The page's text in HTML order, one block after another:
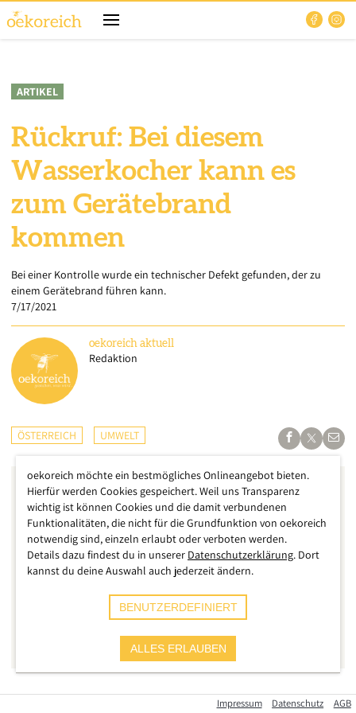
ARTIKEL
Rückruf: Bei diesem
Wasserkocher kann es
zum Gerätebrand
kommen
Bei einer Kontrolle wurde ein technischer Defekt gefunden, der zu
einem Gerätebrand führen kann.
7/17/2021
oekoreich aktuell
Redaktion
ÖSTERREICH UMWELT
Der österreichische Handelskonzern SPAR ruft aktuell ein
Impressum Datenschutz AGB
oekoreich möchte ein bestmögliches Onlineangebot bieten.
Hierfür werden Cookies gespeichert. Weil uns Transparenz
wichtig ist können Cookies und die damit verbundenen
Funktionalitäten, die nicht für die Grundfunktion von oekoreich
notwendig sind, einzeln erlaubt oder verboten werden.
Details dazu findest du in unserer Datenschutzerklärung. Dort
kannst du deine Auswahl auch jederzeit ändern.
BENUTZERDEFINIERT
ALLES ERLAUBEN